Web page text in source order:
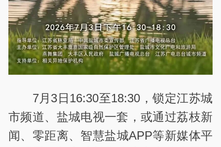
7月3日16:30至18:30，锁定江苏城
市频道、盐城电视一套，或通过荔枝新
闻、零距离、智慧盐城APP等新媒体平